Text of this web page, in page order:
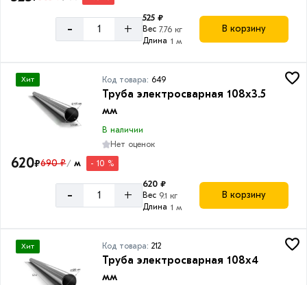
- +
525 ₽
Вес 7.76 кг
Длина 1 м
В корзину
Хит Код товара: 649
Труба электросварная 108х3.5
мм
В наличии
Нет оценок
620₽690 ₽/ м - 10 %
- +
620 ₽
Вес 9.1 кг
Длина 1 м
В корзину
Хит Код товара:212
Труба электросварная 108х4
мм